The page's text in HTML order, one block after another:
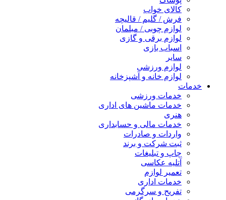
کالای خواب
فرش / گلیم / قالیچه
لوازم چوبی / مبلمان
لوازم برقی و گازی
اسباب بازی
سایر
لوازم ورزشی
لوازم خانه و آشپزخانه
خدمات
خدمات ورزشی
خدمات ماشین های اداری
هنری
خدمات مالی و حسابداری
واردات و صادرات
ثبت شرکت و برند
چاپ و تبلیغات
آتلیه عکاسی
تعمیر لوازم
خدمات اداری
تفریح و سرگرمی